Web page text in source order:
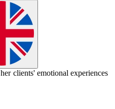
her clients' emotional experiences